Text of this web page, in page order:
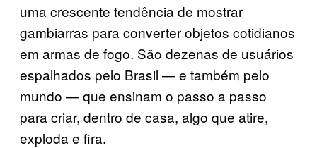
uma crescente tendência de mostrar
gambiarras para converter objetos cotidianos
em armas de fogo. São dezenas de usuários
espalhados pelo Brasil — e também pelo
mundo — que ensinam o passo a passo
para criar, dentro de casa, algo que atire,
exploda e fira.